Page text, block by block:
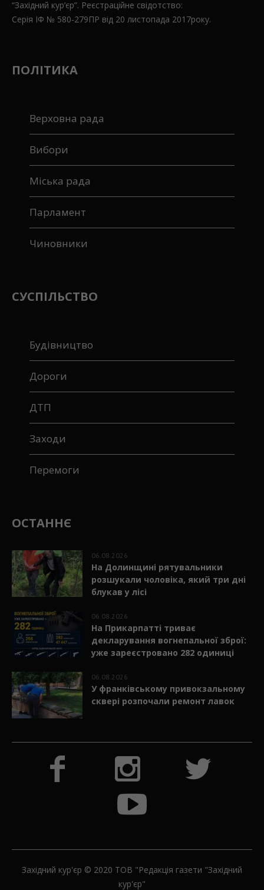
“Західний кур’єр”. Реєстраційне свідотство:
Серія ІФ № 580-279ПР від 20 листопада 2017року.
ПОЛІТИКА
Верховна рада
Вибори
Міська рада
Парламент
Чиновники
СУСПІЛЬСТВО
Будівництво
Дороги
ДТП
Заходи
Перемоги
ОСТАННЄ
06.08.2026
На Долинщині рятувальники
розшукали чоловіка, який три дні
блукав у лісі
06.08.2026
На Прикарпатті триває
декларування вогнепальної зброї:
уже зареєстровано 282 одиниці
06.08.2026
У франківському привокзальному
сквері розпочали ремонт лавок
Західний кур'єр © 2020 ТОВ "Редакція газети "Західний
кур'єр"